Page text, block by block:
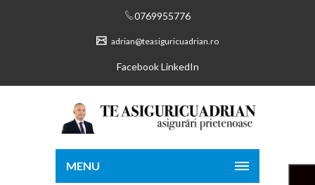
0769955776
adrian@teasiguricuadrian.ro
Facebook LinkedIn
MENU